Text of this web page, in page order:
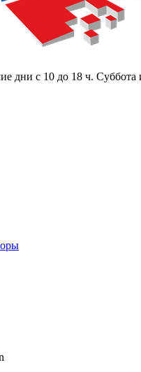
дни с 10 до 18 ч. Суббота